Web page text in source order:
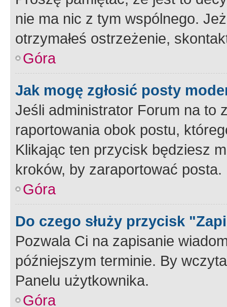
nie ma nic z tym wspólnego.
otrzymałeś ostrzeżenie,
Góra
Jak mogę zgłosić posty
Jeśli administrator Forum na to
raportowania obok postu,
Klikając ten przycisk będziesz
kroków, by zaraportować posta.
Góra
Do czego służy przycisk
Pozwala Ci na zapisanie
późniejszym terminie. By
Panelu użytkownika.
Góra